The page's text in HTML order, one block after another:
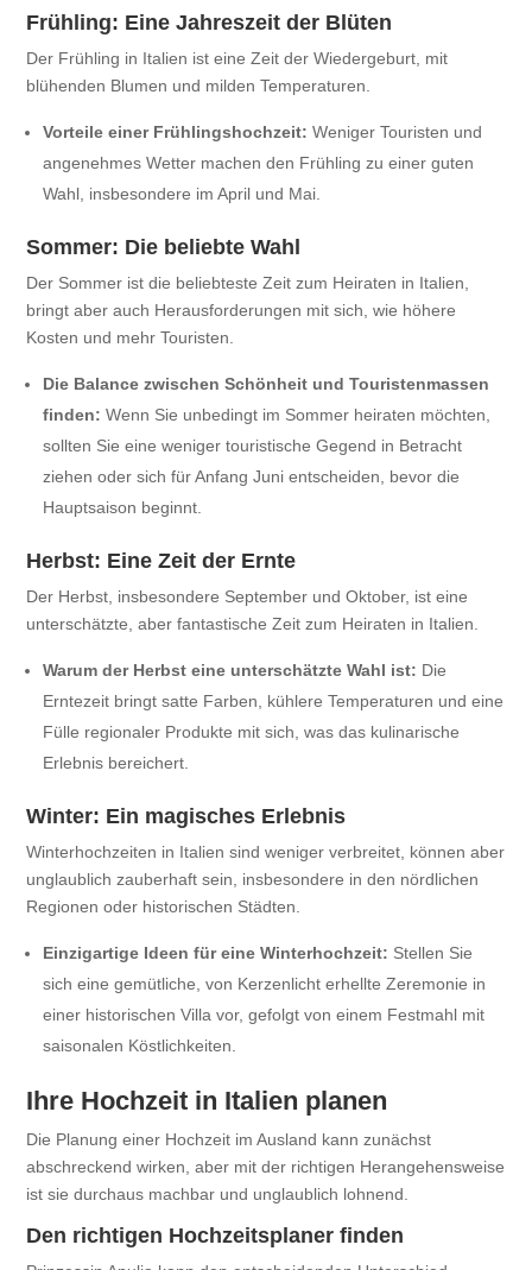
Frühling: Eine Jahreszeit der Blüten
Der Frühling in Italien ist eine Zeit der Wiedergeburt, mit
blühenden Blumen und milden Temperaturen.
Vorteile einer Frühlingshochzeit: Weniger Touristen und
angenehmes Wetter machen den Frühling zu einer guten
Wahl, insbesondere im April und Mai.
Sommer: Die beliebte Wahl
Der Sommer ist die beliebteste Zeit zum Heiraten in Italien,
bringt aber auch Herausforderungen mit sich, wie höhere
Kosten und mehr Touristen.
Die Balance zwischen Schönheit und Touristenmassen
finden: Wenn Sie unbedingt im Sommer heiraten möchten,
sollten Sie eine weniger touristische Gegend in Betracht
ziehen oder sich für Anfang Juni entscheiden, bevor die
Hauptsaison beginnt.
Herbst: Eine Zeit der Ernte
Der Herbst, insbesondere September und Oktober, ist eine
unterschätzte, aber fantastische Zeit zum Heiraten in Italien.
Warum der Herbst eine unterschätzte Wahl ist: Die
Erntezeit bringt satte Farben, kühlere Temperaturen und eine
Fülle regionaler Produkte mit sich, was das kulinarische
Erlebnis bereichert.
Winter: Ein magisches Erlebnis
Winterhochzeiten in Italien sind weniger verbreitet, können aber
unglaublich zauberhaft sein, insbesondere in den nördlichen
Regionen oder historischen Städten.
Einzigartige Ideen für eine Winterhochzeit: Stellen Sie
sich eine gemütliche, von Kerzenlicht erhellte Zeremonie in
einer historischen Villa vor, gefolgt von einem Festmahl mit
saisonalen Köstlichkeiten.
Ihre Hochzeit in Italien planen
Die Planung einer Hochzeit im Ausland kann zunächst
abschreckend wirken, aber mit der richtigen Herangehensweise
ist sie durchaus machbar und unglaublich lohnend.
Den richtigen Hochzeitsplaner finden